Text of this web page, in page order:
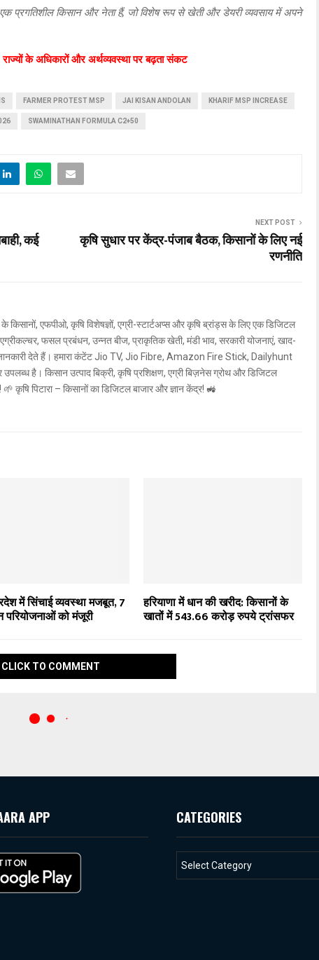
प्रगतिशील किसान और नेता हैं, जो विशेष रूप से खेती और डेयरी व्यवसाय में अपने
के अधिकारों और अर्थव्यवस्था पर बढ़ता संकट
FARMER PROTEST MSP JAI KISAN ANDOLAN KHARIF MSP INCREASE
SWAMINATHAN FORMULA C2+50
कई
NEXT POST
कृषि सुधार पर केंद्र-पंजाब बैठक, किसानों के लिए नई
रणनीति
के किसानों, एफपीओ, कृषि विशेषज्ञों, एग्री-स्टार्टअप्स और कृषि ब्रांड्स के लिए एक डिजिटल
फसल प्रबंधन, उन्नत बीज, प्राकृतिक खेती, मंडी भाव, सरकारी योजनाएं, खाद-
जानकारी देते हैं। हमारा कंटेंट Jio TV, Jio Fibre, Amazon Fire Stick, Dailyhunt
है। किसान उत्पाद बिक्री, कृषि प्रशिक्षण, एग्री बिज़नेस ग्रोथ और डिजिटल
कृषि पिटारा – किसानों का डिजिटल बाजार और ज्ञान केंद्र! 🚜
में सिंचाई व्यवस्था मजबूत, 7
परियोजनाओं को मंजूरी
हरियाणा में धान की खरीद: किसानों के
खातों में 543.66 करोड़ रुपये ट्रांसफर
CLICK TO COMMENT
APP CATEGORIES